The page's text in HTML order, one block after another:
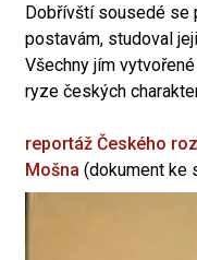
Dobřívští sousedé se
postavám, studoval
Všechny jím
ryze českých
reportáž Českého
Mošna (dokument ke